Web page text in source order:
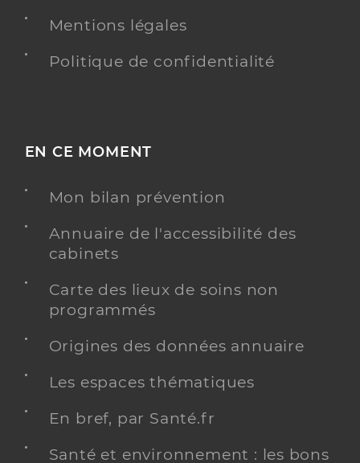
Mentions légales
Politique de confidentialité
EN CE MOMENT
Mon bilan prévention
Annuaire de l'accessibilité des
cabinets
Carte des lieux de soins non
programmés
Origines des données annuaire
Les espaces thématiques
En bref, par Santé.fr
Santé et environnement : les bons